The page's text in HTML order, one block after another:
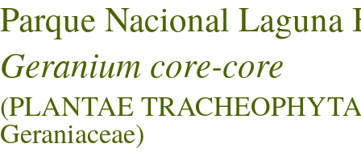
Parque Nacional Laguna
Geranium core-core
(PLANTAE
Geraniaceae)